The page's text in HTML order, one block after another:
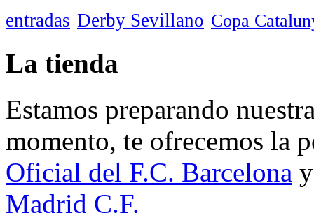
entradas Derby Sevillano Copa
La tienda
Estamos preparando
momento, te ofrecemos la
Oficial del F.C. Barcelona
Madrid C.F.